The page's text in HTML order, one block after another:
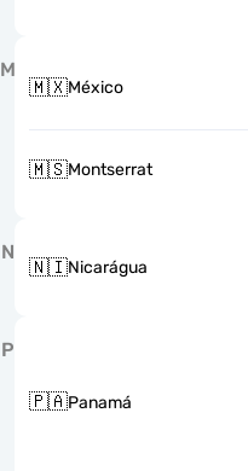
M
🇲🇽México
🇲🇸Montserrat
N
🇳🇮Nicarágua
P
🇵🇦Panamá